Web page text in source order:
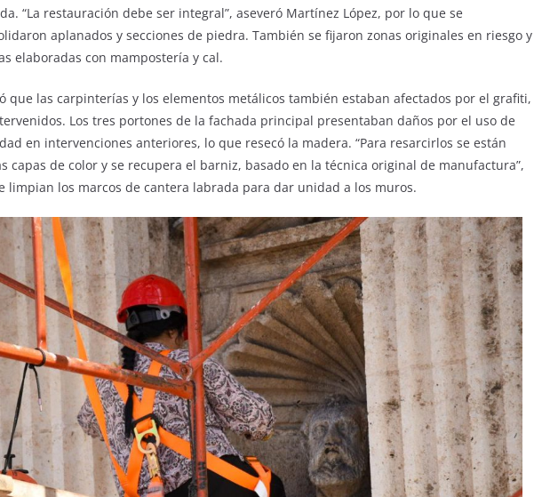
“La restauración debe ser integral”, aseveró Martínez López, por lo que se
aplanados y secciones de piedra. También se fijaron zonas originales en riesgo y
elaboradas con mampostería y cal.
que las carpinterías y los elementos metálicos también estaban afectados por el grafiti,
Los tres portones de la fachada principal presentaban daños por el uso de
en intervenciones anteriores, lo que resecó la madera. “Para resarcirlos se están
capas de color y se recupera el barniz, basado en la técnica original de manufactura”,
limpian los marcos de cantera labrada para dar unidad a los muros.